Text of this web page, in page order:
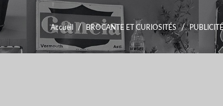
Accueil BROCANTE ET CURIOSITÉS